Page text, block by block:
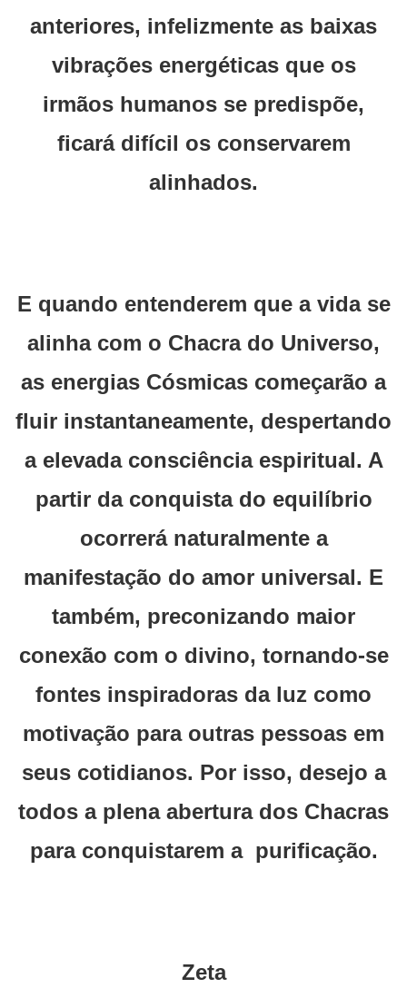
anteriores, infelizmente as baixas
vibrações energéticas que os
irmãos humanos se predispõe,
ficará difícil os conservarem
alinhados.
E quando entenderem que a vida se
alinha com o Chacra do Universo,
as energias Cósmicas começarão a
fluir instantaneamente, despertando
a elevada consciência espiritual. A
partir da conquista do equilíbrio
ocorrerá naturalmente a
manifestação do amor universal. E
também, preconizando maior
conexão com o divino, tornando-se
fontes inspiradoras da luz como
motivação para outras pessoas em
seus cotidianos. Por isso, desejo a
todos a plena abertura dos Chacras
para conquistarem a purificação.
Zeta